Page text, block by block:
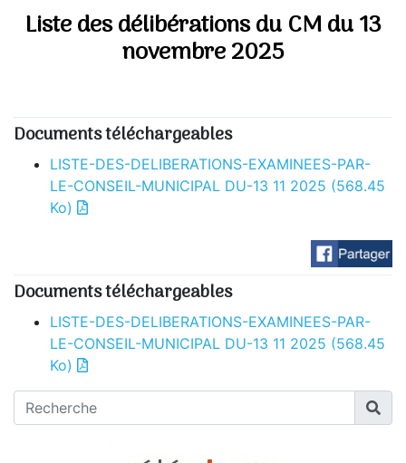
Liste des délibérations du CM du 13
novembre 2025
Documents téléchargeables
LISTE-DES-DELIBERATIONS-EXAMINEES-PAR-
LE-CONSEIL-MUNICIPAL DU-13 11 2025 (568.45
Ko)
Documents téléchargeables
LISTE-DES-DELIBERATIONS-EXAMINEES-PAR-
LE-CONSEIL-MUNICIPAL DU-13 11 2025 (568.45
Ko)